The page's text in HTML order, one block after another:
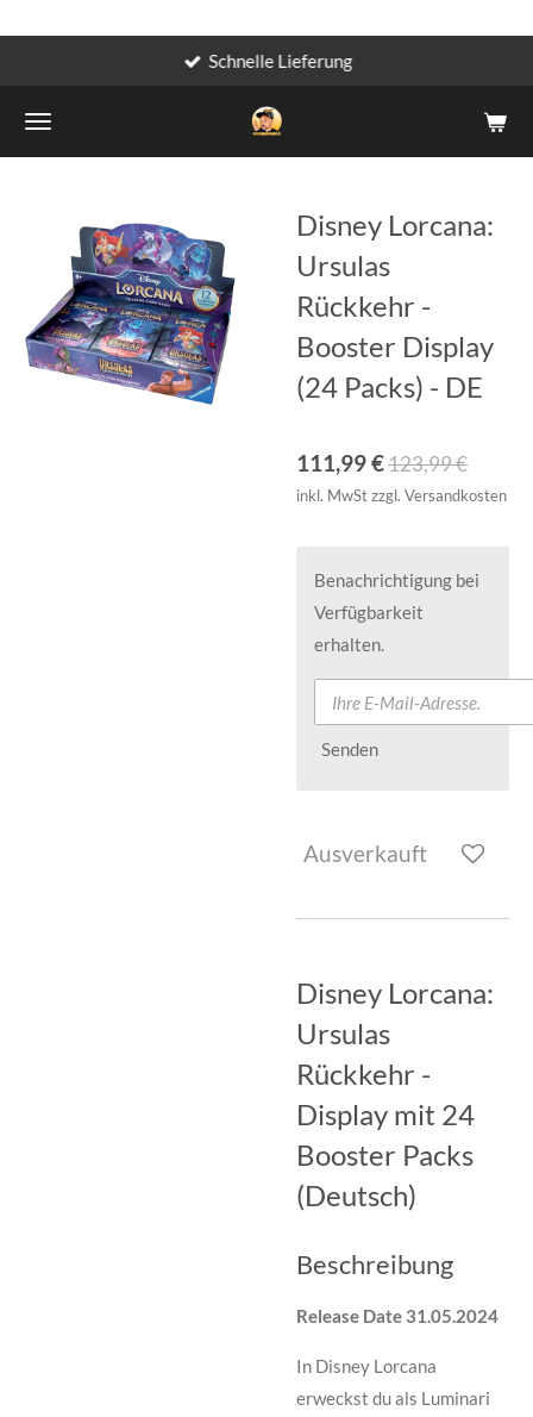
springen
Schnelle Lieferung
Disney Lorcana:
Ursulas
Rückkehr -
Booster Display
(24 Packs) - DE
111,99 €123,99 €
inkl. MwSt zzgl. Versandkosten
Benachrichtigung bei
Verfügbarkeit
erhalten.
Senden
Ausverkauft
Disney Lorcana:
Ursulas
Rückkehr -
Display mit 24
Booster Packs
(Deutsch)
Beschreibung
Release Date 31.05.2024
In Disney Lorcana
erweckst du als Luminari